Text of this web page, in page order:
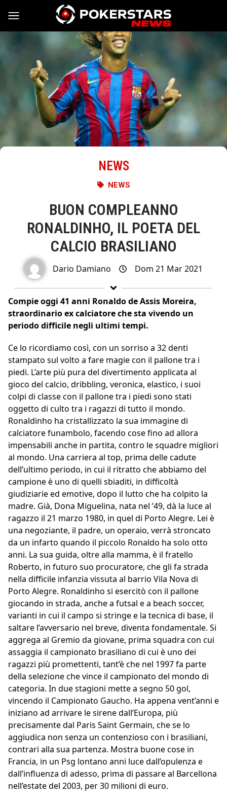
Vai al contenuto
NEWS
NEWS
BUON COMPLEANNO
RONALDINHO, IL POETA DEL
CALCIO BRASILIANO
Dario Damiano Dom 21 Mar 2021
Compie oggi 41 anni Ronaldo de Assis Moreira,
straordinario ex calciatore che sta vivendo un
periodo difficile negli ultimi tempi.
Ce lo ricordiamo così, con un sorriso a 32 denti
stampato sul volto a fare magie con il pallone tra i
piedi. L’arte più pura del divertimento applicata al
gioco del calcio, dribbling, veronica, elastico, i suoi
colpi di classe con il pallone tra i piedi sono stati
oggetto di culto tra i ragazzi di tutto il mondo.
Ronaldinho ha cristallizzato la sua immagine di
calciatore funambolo, facendo cose fino ad allora
impensabili anche in partita, contro le squadre migliori
al mondo. Una carriera al top, prima delle cadute
dell’ultimo periodo, in cui il ritratto che abbiamo del
campione è uno di quelli sbiaditi, in difficoltà
giudiziarie ed emotive, dopo il lutto che ha colpito la
madre. Già, Dona Miguelina, nata nel ’49, dà la luce al
ragazzo il 21 marzo 1980, in quel di Porto Alegre. Lei è
una negoziante, il padre, un operaio, verrà stroncato
da un infarto quando il piccolo Ronaldo ha solo otto
anni. La sua guida, oltre alla mamma, è il fratello
Roberto, in futuro suo procuratore, che gli fa strada
nella difficile infanzia vissuta al barrio Vila Nova di
Porto Alegre. Ronaldinho si esercitò con il pallone
giocando in strada, anche a futsal e a beach soccer,
varianti in cui il campo si stringe e la tecnica di base, il
saltare l’avversario nel breve, diventa fondamentale. Si
aggrega al Gremio da giovane, prima squadra con cui
assaggia il campionato brasiliano di cui è uno dei
ragazzi più promettenti, tant’è che nel 1997 fa parte
della selezione che vince il campionato del mondo di
categoria. In due stagioni mette a segno 50 gol,
vincendo il Campionato Gaucho. Ha appena vent’anni e
iniziano ad arrivare le sirene dall’Europa, più
precisamente dal Paris Saint Germain, che se lo
aggiudica non senza un contenzioso con i brasiliani,
contrari alla sua partenza. Mostra buone cose in
Francia, in un Psg lontano anni luce dall’opulenza e
dall’influenza di adesso, prima di passare al Barcellona
nell’estate del 2003, per 30 milioni di euro.